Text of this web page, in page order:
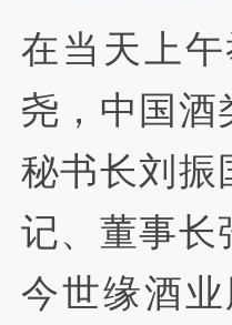
在当天上
尧，中国
秘书长刘振
记、董事长
今世缘酒